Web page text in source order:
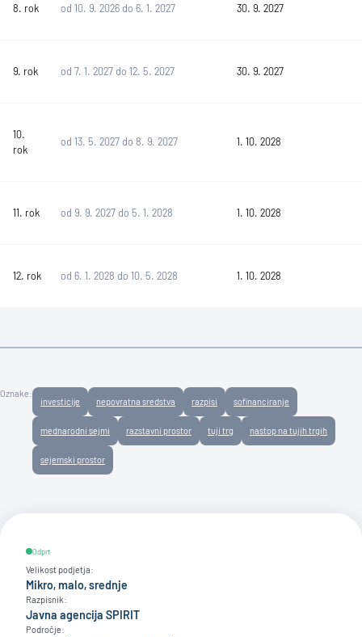
8. rok od 10. 9. 2026 do 6. 1. 2027 30. 9. 2027
9. rok od 7. 1. 2027 do 12. 5. 2027 30. 9. 2027
10.
rok
od 13. 5. 2027 do 8. 9. 2027 1. 10. 2028
11. rok od 9. 9. 2027 do 5. 1. 2028 1. 10. 2028
12. rok od 6. 1. 2028 do 10. 5. 2028 1. 10. 2028
Oznake:
investicije nepovratna sredstva razpisi sofinanciranje
mednarodni sejmi razstavni prostor tuji trg nastop na tujih trgih
sejemski prostor
Odprt
Velikost podjetja:
Mikro, malo, srednje
Razpisnik:
Javna agencija SPIRIT
Področje: